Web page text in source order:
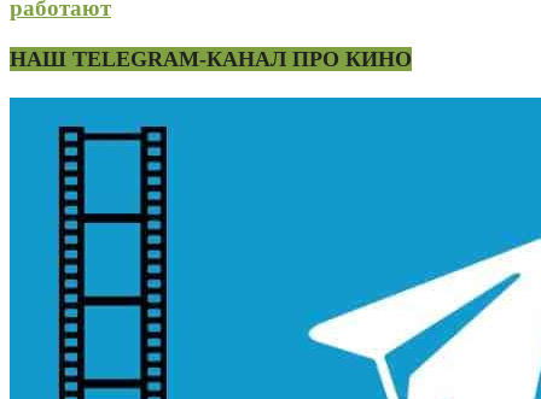
работают
НАШ TELEGRAM-КАНАЛ ПРО КИНО